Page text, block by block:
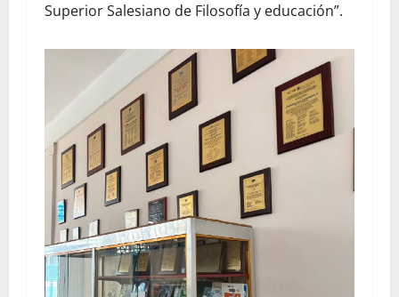
Superior Salesiano de Filosofía y educación”.